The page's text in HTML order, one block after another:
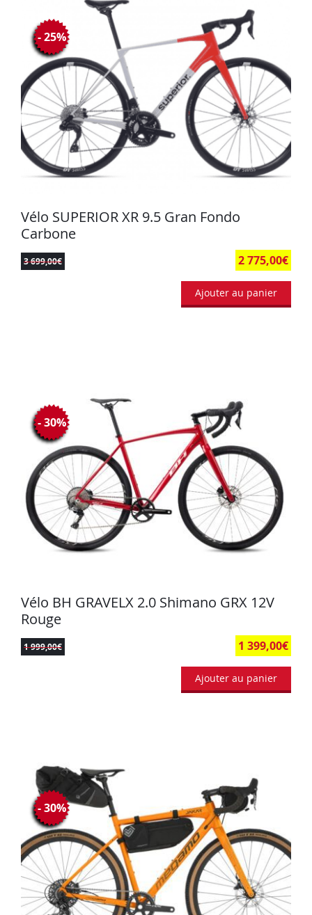
Vélo SUPERIOR XR 9.5 Gran Fondo
Carbone
3 699,00€ 2 775,00€
- 25%
Ajouter au panier
Vélo BH GRAVELX 2.0 Shimano GRX 12V
Rouge
1 999,00€ 1 399,00€
- 30%
Ajouter au panier
- 30%